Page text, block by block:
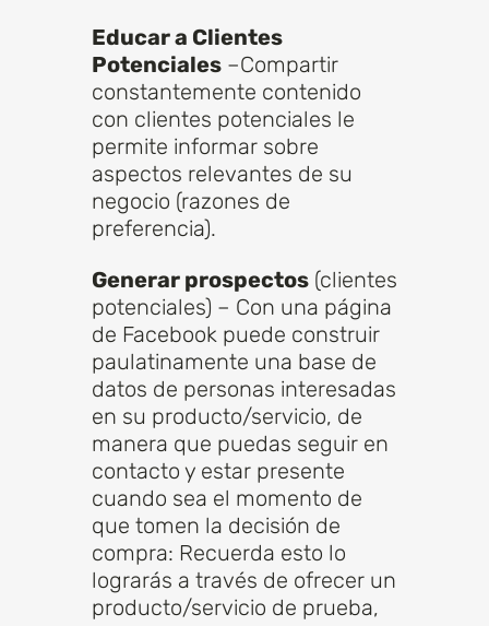
Educar a Clientes
Potenciales –Compartir
constantemente contenido
con clientes potenciales le
permite informar sobre
aspectos relevantes de su
negocio (razones de
preferencia).
Generar prospectos (clientes
potenciales) – Con una página
de Facebook puede construir
paulatinamente una base de
datos de personas interesadas
en su producto/servicio, de
manera que puedas seguir en
contacto y estar presente
cuando sea el momento de
que tomen la decisión de
compra: Recuerda esto lo
lograrás a través de ofrecer un
producto/servicio de prueba,